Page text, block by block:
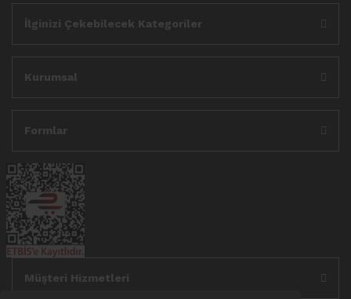
İlginizi Çekebilecek Kategoriler
Kurumsal
Formlar
Müşteri Hizmetleri